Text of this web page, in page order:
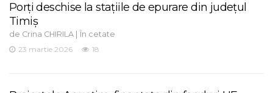
Porți deschise la stațiile de epurare din județul
Timiș
de Crina CHIRILA | În cetate
23 martie 2026
18